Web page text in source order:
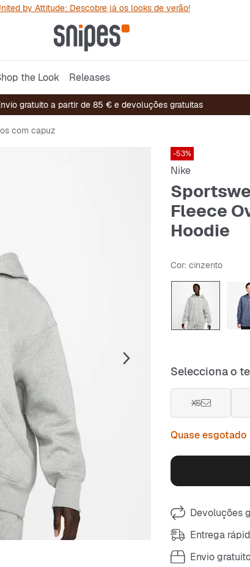
by Attitude: Descobre já os looks de verão!
the Look Releases
gratuito a partir de 85 € e devoluções gratuitas
com capuz
-53%
Nike
Fleece
Hoodie
Cor: cinzento
Selecciona o
XS
Quase esgotado
Devoluções
Entrega
Envio